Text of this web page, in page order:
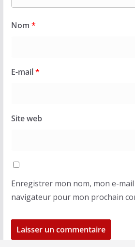
Nom *
E-mail*
Site web
Enregistrer mon nom, mon e-
navigateur pour mon prochain